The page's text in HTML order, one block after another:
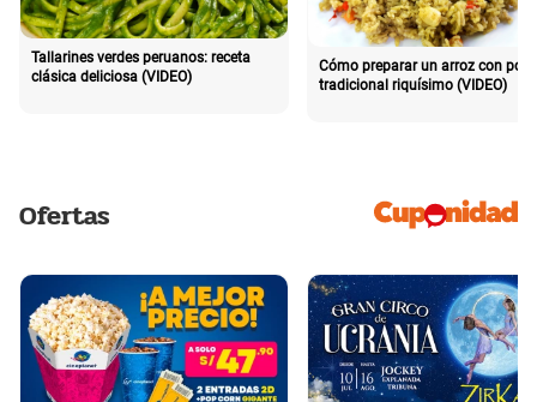
Tallarines verdes peruanos: receta
clásica deliciosa (VIDEO)
Cómo preparar un arroz con pollo
tradicional riquísimo (VIDEO)
Ofertas